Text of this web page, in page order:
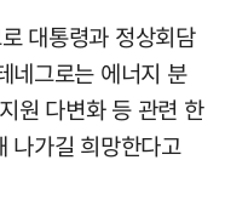
대통령과 정상회담
네그로는 에너지 분
원 다변화 등 관련 한
나가길 희망한다고